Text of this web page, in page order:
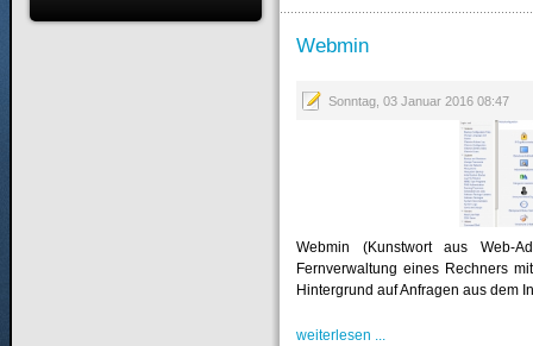
Webmin
Sonntag, 03 Januar 2016 08:47
Webmin (Kunstwort aus Web-
Fernverwaltung eines Rechners
Hintergrund auf Anfragen aus dem
weiterlesen ...